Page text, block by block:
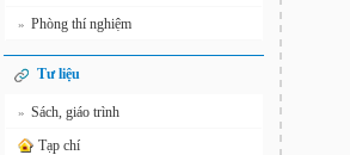
» Phòng thí nghiệm
Tư liệu
» Sách, giáo trình
Tạp chí